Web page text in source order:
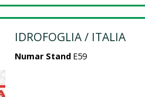
IDROFOGLIA / ITALIA
Numar Stand E59